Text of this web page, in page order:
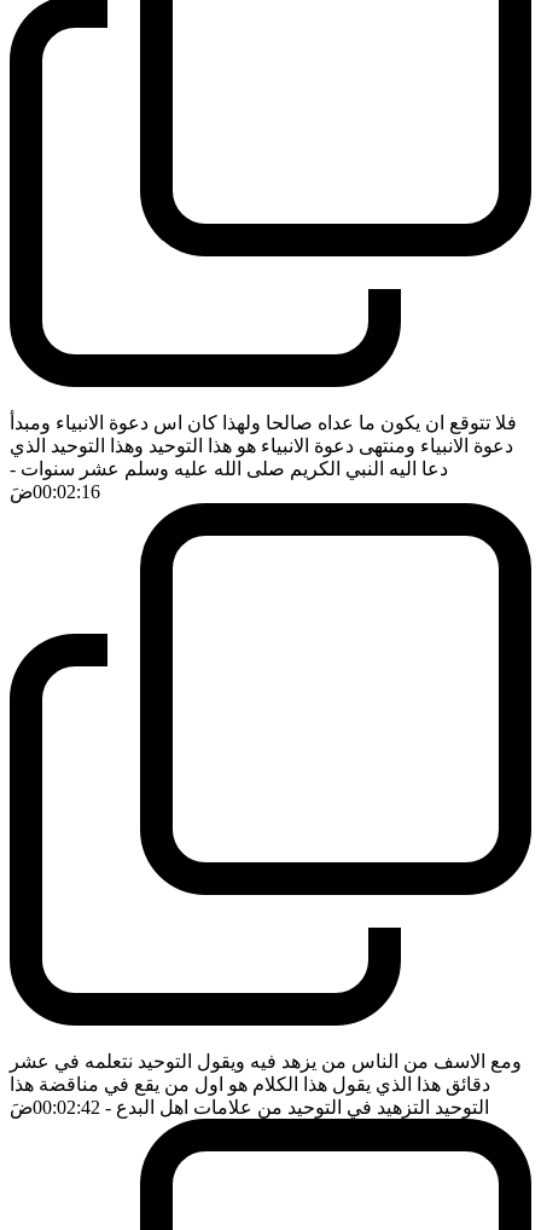
فلا تتوقع ان يكون ما عداه صالحا ولهذا كان اس دعوة الانبياء ومبدأ
دعوة الانبياء ومنتهى دعوة الانبياء هو هذا التوحيد وهذا التوحيد الذي
دعا اليه النبي الكريم صلى الله عليه وسلم عشر سنوات -
00:02:16ضَ
ومع الاسف من الناس من يزهد فيه ويقول التوحيد نتعلمه في عشر
دقائق هذا الذي يقول هذا الكلام هو اول من يقع في مناقضة هذا
التوحيد التزهيد في التوحيد من علامات اهل البدع - 00:02:42 ضَ